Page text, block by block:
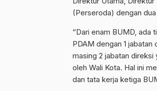
(Perseroda) dengan
“Dari enam BUMD, ada
PDAM dengan 1
masing 2 jabatan direksi
oleh Wali Kota. Hal ini
dan tata kerja ketiga